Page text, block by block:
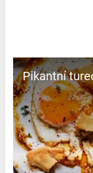
Pikantní